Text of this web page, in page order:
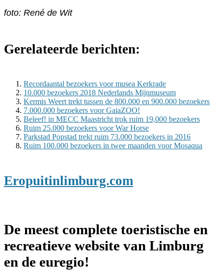
foto: René de Wit
Gerelateerde berichten:
Recordaantal bezoekers voor musea Kerkrade
10.000 bezoekers 2018 Nederlands Mijnmuseum
Kermis Weert trekt tussen de 800.000 en 900.000 bezoekers
7.000.000 bezoekers voor GaiaZOO!
Beleef! in MECC Maastricht trok ruim 19,000 bezoekers
Ruim 25.000 bezoekers voor War Horse
Parkstad Popstad trekt ruim 73.000 bezoekers in 2016
Ruim 100.000 bezoekers in twee maanden voor Mosaqua
Eropuitinlimburg.com
De meest complete toeristische en
recreatieve website van Limburg
en de euregio!